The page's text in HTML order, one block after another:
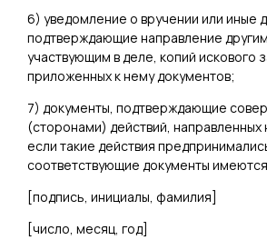
6) уведомление о вручении или иные
подтверждающие направление
участвующим в деле, копий искового
приложенных к нему документов;
7) документы, подтверждающие
(сторонами) действий, направленных
если такие действия
соответствующие документы
[подпись, инициалы, фамилия]
[число, месяц, год]